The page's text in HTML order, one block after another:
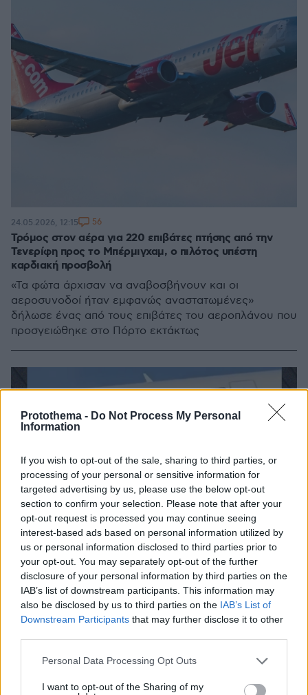
Protothema - Do Not Process My Personal
Information
If you wish to opt-out of the sale, sharing to third parties, or
processing of your personal or sensitive information for
targeted advertising by us, please use the below opt-out
section to confirm your selection. Please note that after your
opt-out request is processed you may continue seeing
interest-based ads based on personal information utilized by
us or personal information disclosed to third parties prior to
your opt-out. You may separately opt-out of the further
disclosure of your personal information by third parties on the
IAB’s list of downstream participants. This information may
also be disclosed by us to third parties on the IAB’s List of
Downstream Participants that may further disclose it to other
Please note that this website/app uses one or more Google
not limited to your visit or usage behaviour. You may click to
Personal Data Processing Opt Outs
I want to opt-out of the Sharing of my
Τρόμος στον αέρα για 220 επιβάτες πτήσης από την
Τενερίφη προς το Μπέρμιγχαμ, ο πιλότος υπέστη
καρδιακή προσβολή
«Τα φώτα άρχισαν να αναβοσβήνουν και οι
αεροσυνοδοί ήταν εμφανώς αναστατωμένες»
δήλωσε ένας από τους επιβάτες του αεροπλάνου που
προσγειώθηκε στο Πόρτο εκτάκτως
24.05.2026, 12:15 56
Πανικός σε πτήση Αθήνα-Μόναχο: Αναγκαστική